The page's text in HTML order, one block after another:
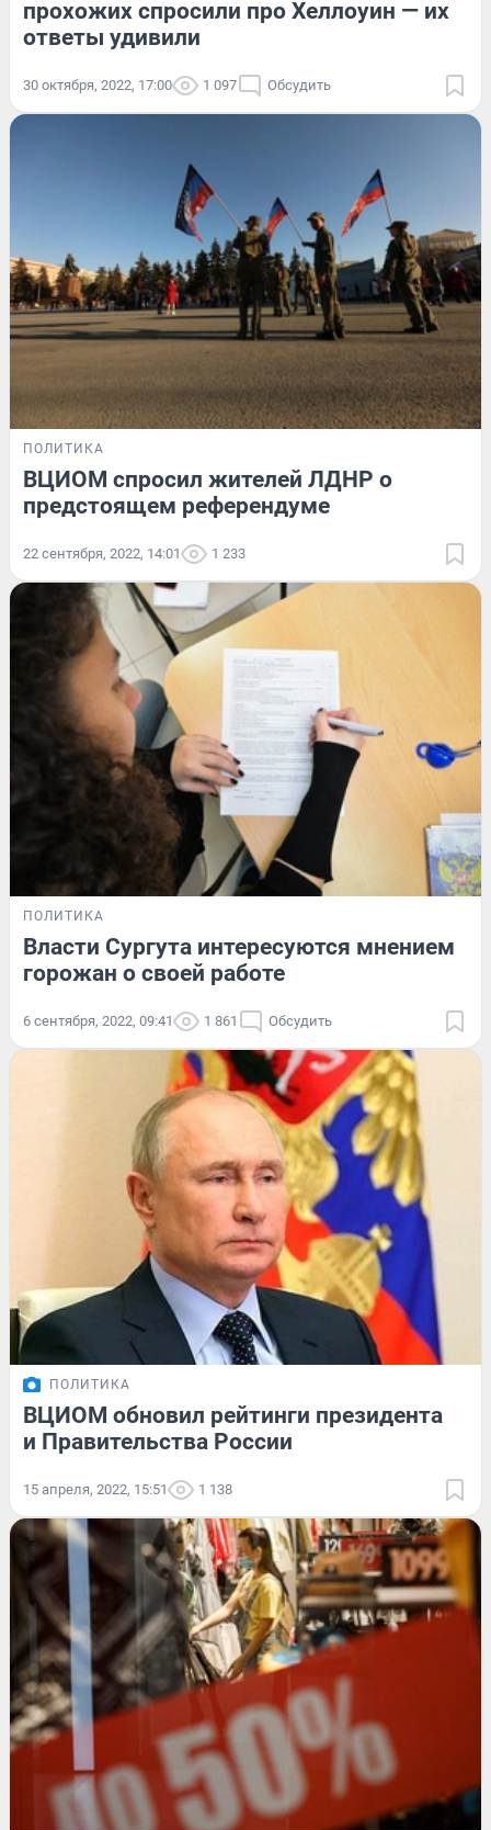
прохожих спросили про Хеллоуин — их
ответы удивили
30 октября, 2022, 17:00 1 097 Обсудить
ПОЛИТИКА
ВЦИОМ спросил жителей ЛДНР о
предстоящем референдуме
22 сентября, 2022, 14:01 1 233
ПОЛИТИКА
Власти Сургута интересуются мнением
горожан о своей работе
6 сентября, 2022, 09:41 1 861 Обсудить
ПОЛИТИКА
ВЦИОМ обновил рейтинги президента
и Правительства России
15 апреля, 2022, 15:51 1 138